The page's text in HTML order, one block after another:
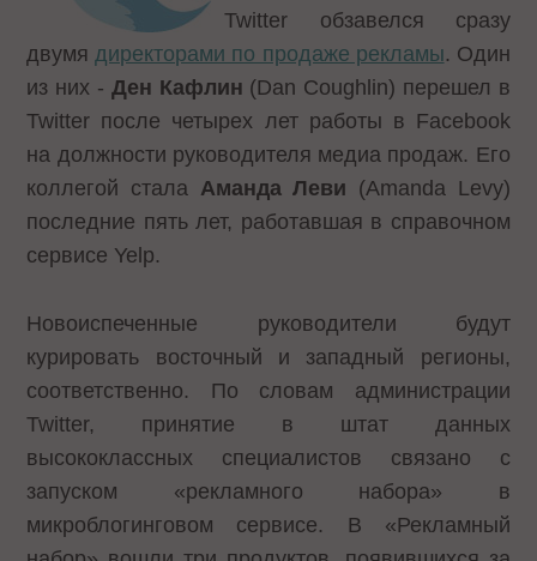
Twitter обзавелся сразу
двумядиректорами по продаже рекламы. Один
из них - Ден Кафлин (Dan Coughlin) перешел в
Twitter после четырех лет работы в Facebook
на должности руководителя медиа продаж. Его
коллегой стала Аманда Леви (Amanda Levy)
последние пять лет, работавшая в справочном
сервисе Yelp.
Новоиспеченные руководители будут
курировать восточный и западный регионы,
соответственно. По словам администрации
Twitter, принятие в штат данных
высококлассных специалистов связано с
запуском «рекламного набора» в
микроблогинговом сервисе. В «Рекламный